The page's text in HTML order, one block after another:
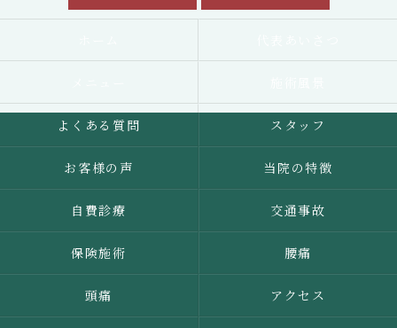
よくある質問 スタッフ
お客様の声 当院の特徴
自費診療 交通事故
保険施術 腰痛
頭痛 アクセス